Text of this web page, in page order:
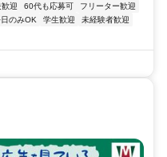
迎 60代も応募可
フリーター歓迎
のみOK 学生歓迎
未経験者歓迎